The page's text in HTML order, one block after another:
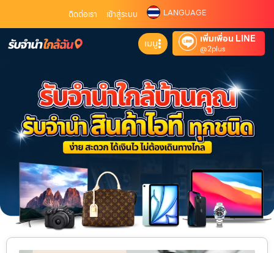
ติดต่อเรา เข้าสู่ระบบ LANGUAGE
เมนู เพิ่มเพื่อน LINE
@2plus